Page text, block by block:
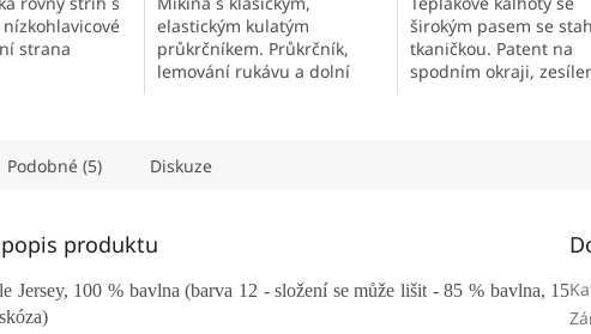
strana
5
hvězdiček.
elastickým kulatým
průkrčníkem. Průkrčník,
lemování rukávu a dolní
širokým pasem se
tkaničkou. Patent na
spodním okraji,
Podobné (5) Diskuze
produktu
Jersey, 100 % bavlna (barva 12 - složení se může lišit - 85 % bavlna, 15